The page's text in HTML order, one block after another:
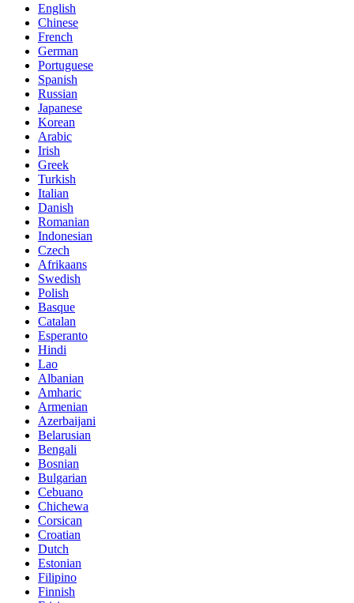
English
Chinese
French
German
Portuguese
Spanish
Russian
Japanese
Korean
Arabic
Irish
Greek
Turkish
Italian
Danish
Romanian
Indonesian
Czech
Afrikaans
Swedish
Polish
Basque
Catalan
Esperanto
Hindi
Lao
Albanian
Amharic
Armenian
Azerbaijani
Belarusian
Bengali
Bosnian
Bulgarian
Cebuano
Chichewa
Corsican
Croatian
Dutch
Estonian
Filipino
Finnish